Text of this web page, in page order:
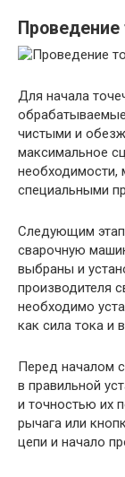
Проведение
Для начала
чистыми и
максимальное
необходимости,
специальными
Следующим
сварочную
выбраны и
производителя
необходимо
как сила тока и
Перед началом
в правильной
и точностью их
рычага или
цепи и начало